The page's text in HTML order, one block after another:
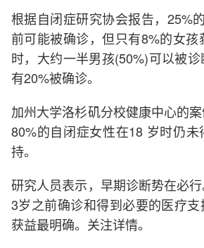
根据自闭症研究协会报告，25%
前可能被确诊，但只有8%的女孩
时，大约一半男孩(50%)可以被
有20%被确诊。
加州大学洛杉矶分校健康中心的
80%的自闭症女性在18 岁时仍
持。
研究人员表示，早期诊断势在必
3岁之前确诊和得到必要的医疗
获益最明确。关注详情。